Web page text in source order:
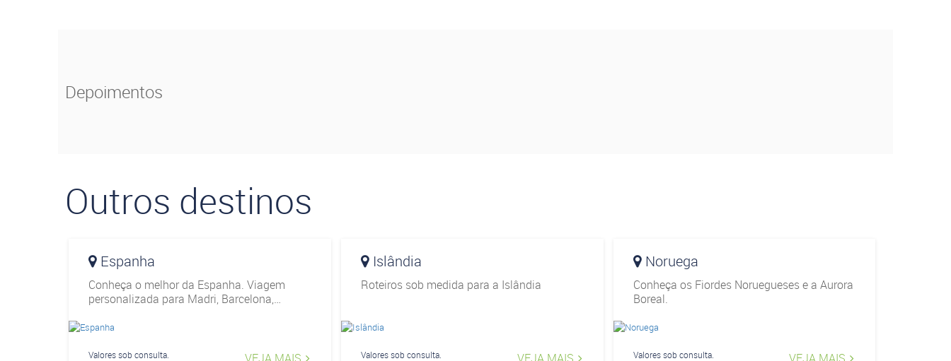
Depoimentos
Outros destinos
Espanha
Conheça o melhor da Espanha. Viagem
personalizada para Madri, Barcelona,
outros destinos encatores.
Valores sob consulta.
Islândia
Roteiros sob medida para a Islândia
Valores sob consulta.
Noruega
Conheça os Fiordes Noruegueses e a Aurora
Boreal.
Valores sob consulta.